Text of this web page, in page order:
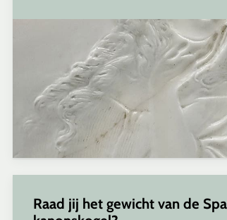
Raad jij het gewicht van de